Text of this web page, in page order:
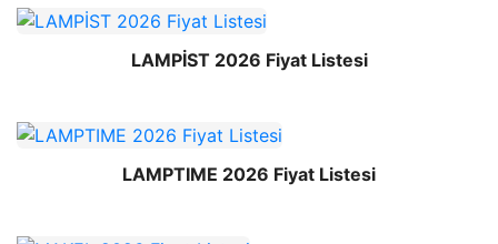
LAMPİST 2026 Fiyat Listesi
LAMPTIME 2026 Fiyat Listesi